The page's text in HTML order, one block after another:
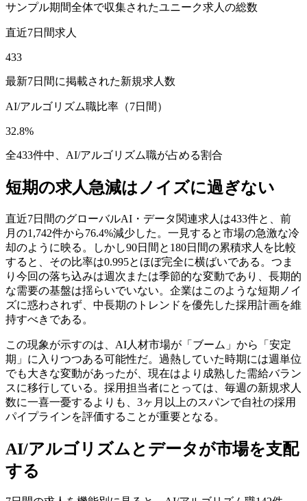
サンプル期間全体で収集されたユニーク求人の総数
直近7日間求人
433
最新7日間に掲載された新規求人数
AI/アルゴリズム職比率（7日間）
32.8%
全433件中、AI/アルゴリズム職が占める割合
短期の求人急減はノイズに過ぎない
直近7日間のグローバルAI・データ関連求人は433件と、前
月の1,742件から76.4%減少した。一見すると市場の急激な冷
却のように映る。しかし90日間と180日間の累積求人を比較
すると、その比率は0.995とほぼ完全に横ばいである。つま
り今回の落ち込みは週次または季節的な変動であり、長期的
な需要の基盤は揺らいでいない。企業はこのような短期ノイ
ズに惑わされず、中長期のトレンドを優先した採用計画を維
持すべきである。
この現象が示すのは、AI人材市場が「ブーム」から「安定
期」に入りつつある可能性だ。過熱していた時期には週単位
でも大きな変動があったが、現在はより成熟した需給バラン
スに移行している。採用担当者にとっては、毎週の新規求人
数に一喜一憂するよりも、3ヶ月以上のスパンで自社の採用
パイプラインを評価することが重要となる。
AI/アルゴリズムとデータが市場を支配
する